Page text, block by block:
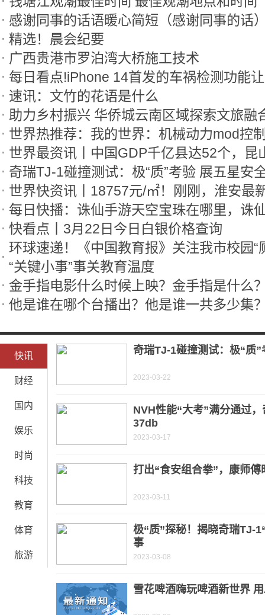
感谢同事的话语暖心简短（感谢同事的话
精选！晨会纪要
广西贵港市罗泊湾大桥施工技术
速讯：文竹的花语是什么
助力乡村振兴 华侨城云南区域探索文旅融
世界热推荐：我的世界：机械动力mod控
奇瑞TJ-1碰撞测试：极“质”考验 展五星安
世界快资讯丨18757元/㎡！刚刚，淮安最
快看点丨3月22日今日白银价格查询
“关键小事”事关教育温度
金手指电影什么时候上映？金手指是什么
他是谁在哪个台播出？他是谁一共多少集
快讯
财经
国内
娱乐
时尚
科技
教育
体育
旅游
奇瑞TJ-1碰撞测试：极“质
2023-03-22
NVH性能“大考”满分通过
37db
2023-03-17
打出“食安组合拳”，康师
2023-03-11
极“质”探秘！揭晓奇瑞TJ-
事
2023-03-08
雪花啤酒嗨玩啤酒新世界